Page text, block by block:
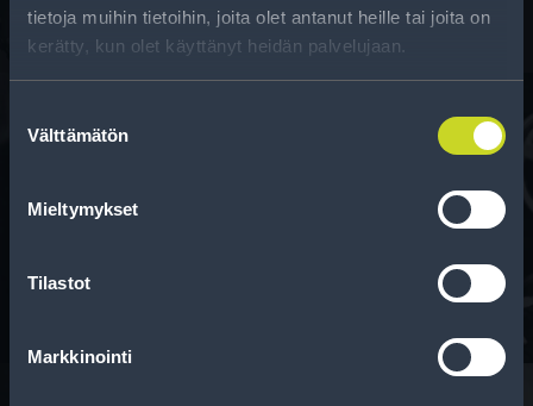
tietoja muihin tietoihin, joita olet antanut heille tai joita on
kerätty, kun olet käyttänyt heidän palvelujaan.
valinta
Välttämätön
Mieltymykset
Tilastot
Markkinointi
Tee ostoksesi RengasCenter-tilillä. Saat